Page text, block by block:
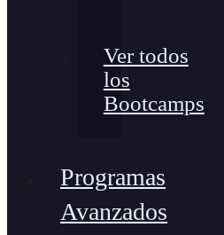
Ver todos
los
Bootcamps
Programas
Avanzados